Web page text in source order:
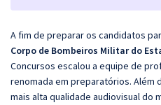
A fim de preparar os candidatos
Corpo de Bombeiros Militar do
Concursos escalou a equipe de
renomada em preparatórios. Além
mais alta qualidade audiovisual do